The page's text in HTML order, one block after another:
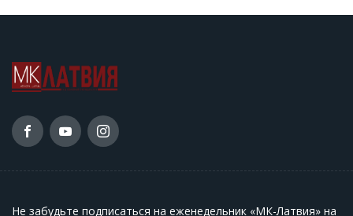
Не забудьте подписаться на еженедельник «МК-Латвия» на